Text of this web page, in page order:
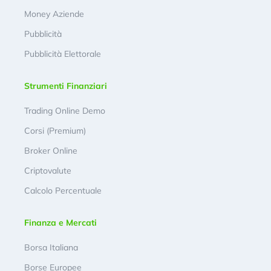
Money Aziende
Pubblicità
Pubblicità Elettorale
Strumenti Finanziari
Trading Online Demo
Corsi (Premium)
Broker Online
Criptovalute
Calcolo Percentuale
Finanza e Mercati
Borsa Italiana
Borse Europee